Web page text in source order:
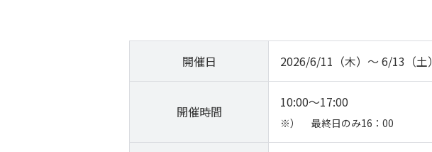
開催日 2026/6/11（木）～ 6/13（土）
開催時間
10:00～17:00
※） 最終日のみ16：00